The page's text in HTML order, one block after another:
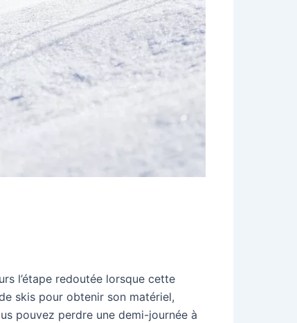
l’étape redoutée lorsque cette
skis pour obtenir son matériel,
pouvez perdre une demi-journée à